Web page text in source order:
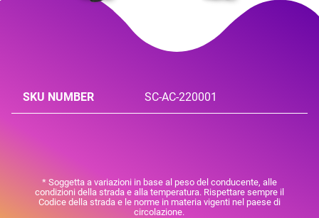
SKU NUMBER SC-AC-220001
* Soggetta a variazioni in base al peso del conducente, alle
condizioni della strada e alla temperatura. Rispettare sempre il
Codice della strada e le norme in materia vigenti nel paese di
circolazione.